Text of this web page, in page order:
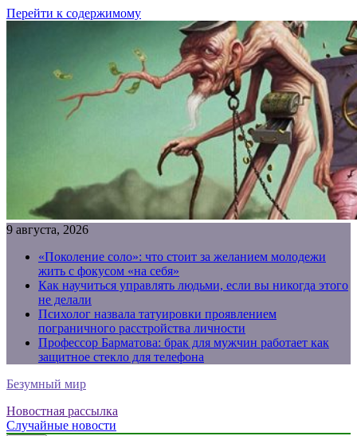
Перейти к содержимому
9 августа, 2026
«Поколение соло»: что стоит за желанием молодежи
жить с фокусом «на себя»
Как научиться управлять людьми, если вы никогда этого
не делали
Психолог назвала татуировки проявлением
пограничного расстройства личности
Профессор Барматова: брак для мужчин работает как
защитное стекло для телефона
Безумный мир
Новостная рассылка
Случайные новости